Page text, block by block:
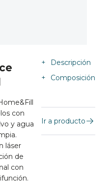
con
y agua
láser
de
con
+
Descripción
+
Composición
Ir a producto